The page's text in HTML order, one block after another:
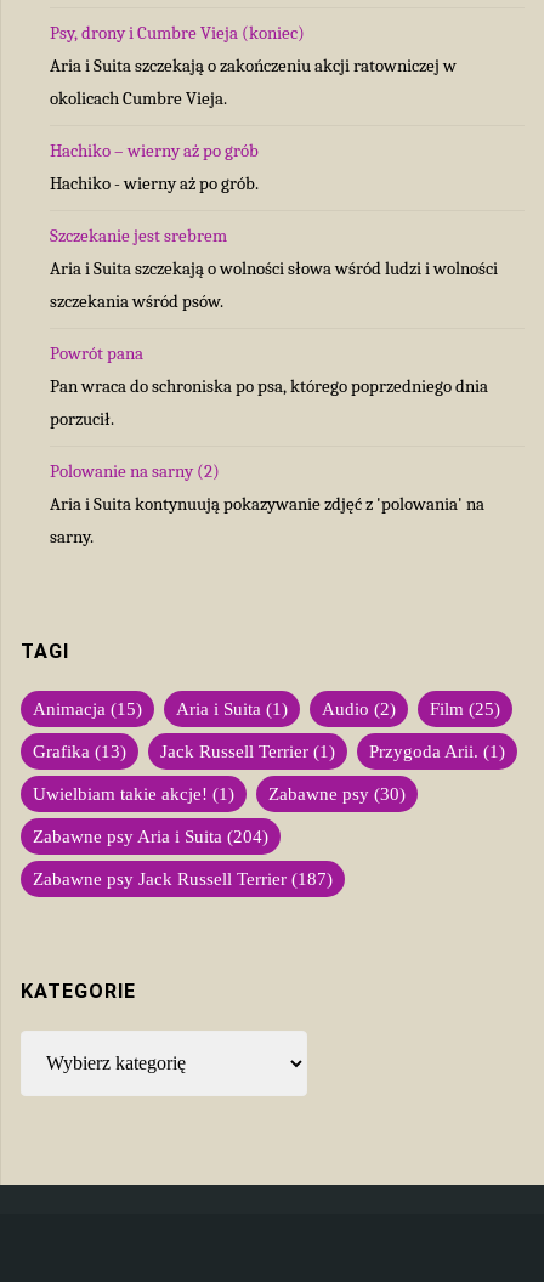
Psy, drony i Cumbre Vieja (koniec)
Aria i Suita szczekają o zakończeniu akcji ratowniczej w
okolicach Cumbre Vieja.
Hachiko – wierny aż po grób
Hachiko - wierny aż po grób.
Szczekanie jest srebrem
Aria i Suita szczekają o wolności słowa wśród ludzi i wolności
szczekania wśród psów.
Powrót pana
Pan wraca do schroniska po psa, którego poprzedniego dnia
porzucił.
Polowanie na sarny (2)
Aria i Suita kontynuują pokazywanie zdjęć z 'polowania' na
sarny.
TAGI
Animacja (15) Aria i Suita (1) Audio (2) Film (25)
Grafika (13) Jack Russell Terrier (1) Przygoda Arii. (1)
Uwielbiam takie akcje! (1) Zabawne psy (30)
Zabawne psy Aria i Suita (204)
Zabawne psy Jack Russell Terrier (187)
KATEGORIE